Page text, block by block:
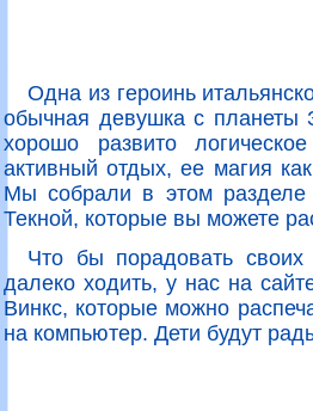
Одна из героинь
обычная девушка с планеты
хорошо развито
активный отдых, ее магия
Мы собрали в этом разделе
Текной, которые вы можете
Что бы порадовать
далеко ходить, у нас на
Винкс, которые можно
на компьютер. Дети будут